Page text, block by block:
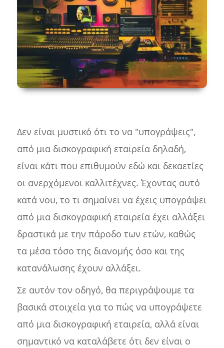
Δεν είναι μυστικό ότι το να "υπογράψεις",
από μια δισκογραφική εταιρεία δηλαδή,
είναι κάτι που επιθυμούν εδώ και δεκαετίες
οι ανερχόμενοι καλλιτέχνες. Έχοντας αυτό
κατά νου, το τι σημαίνει να έχεις υπογράψει
από μια δισκογραφική εταιρεία έχει αλλάξει
δραστικά με την πάροδο των ετών, καθώς
τα μέσα τόσο της διανομής όσο και της
κατανάλωσης έχουν αλλάξει.
Σε αυτόν τον οδηγό, θα περιγράψουμε τα
βασικά στοιχεία για το πώς να υπογράψετε
από μια δισκογραφική εταιρεία, αλλά είναι
σημαντικό να καταλάβετε ότι δεν είναι ο